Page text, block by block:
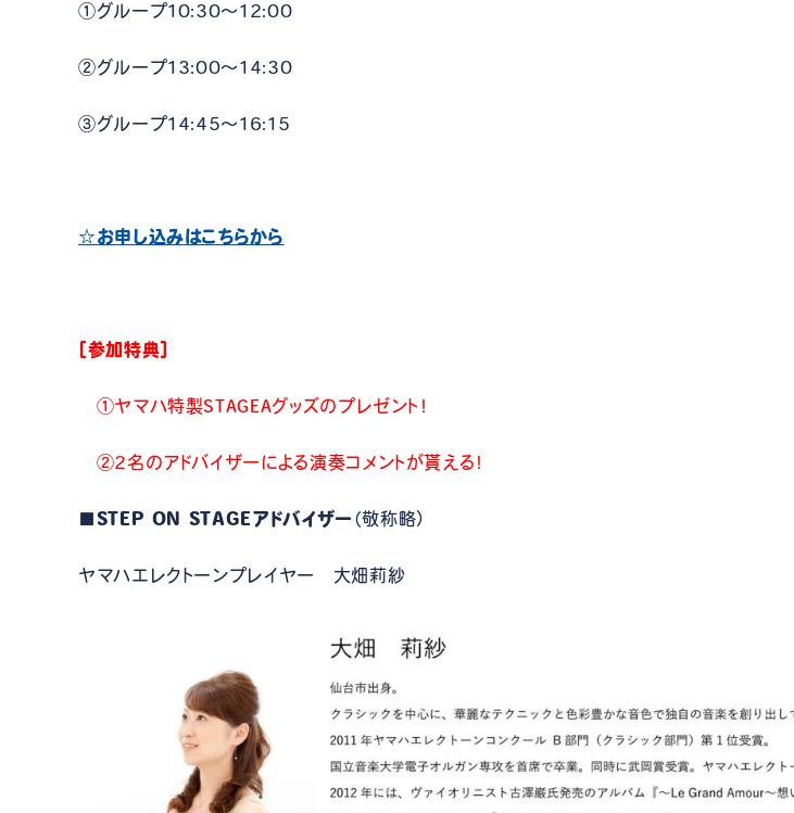
①グループ10:30～12:00
②グループ13:00～14:30
③グループ14:45～16:15
☆お申し込みはこちらから
［参加特典］
①ヤマハ特製STAGEAグッズのプレゼント！
②2名のアドバイザーによる演奏コメントが貰える！
■STEP ON STAGEアドバイザー（敬称略）
ヤマハエレクトーンプレイヤー 大畑莉紗